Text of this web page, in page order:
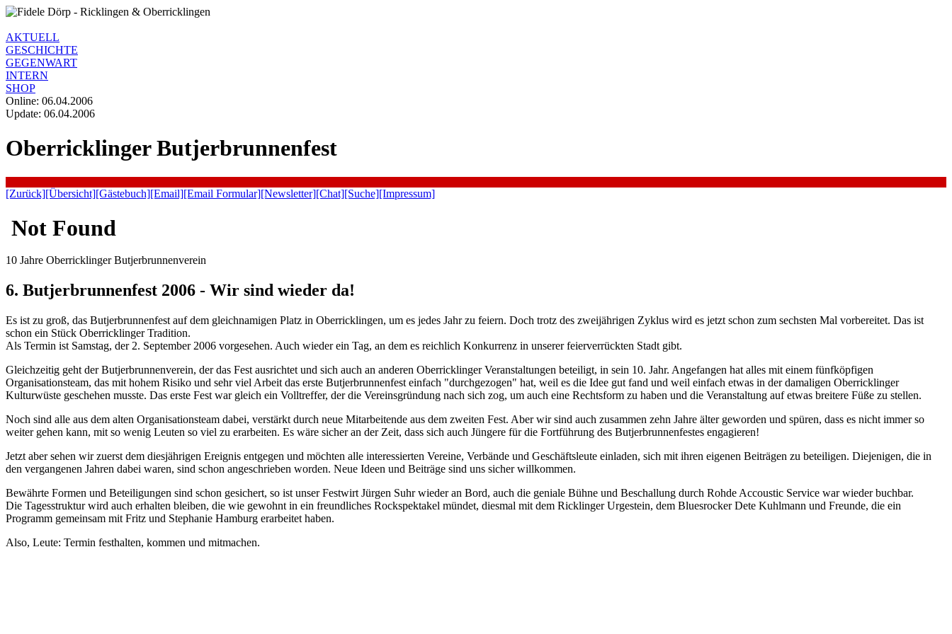
AKTUELL
GESCHICHTE
GEGENWART
INTERN
SHOP
Online: 06.04.2006
Update: 06.04.2006
Oberricklinger Butjerbrunnenfest
[Zurück][Übersicht][Gästebuch][Email][Email Formular][Newsletter][Chat][Suche][Impressum]
10 Jahre Oberricklinger Butjerbrunnenverein
6. Butjerbrunnenfest 2006 - Wir sind wieder da!
Es ist zu groß, das Butjerbrunnenfest auf dem gleichnamigen Platz in Oberricklingen, um es jedes Jahr zu feiern. Doch trotz des zweijährigen Zyklus wird es jetzt schon zum sechsten Mal vorbereitet. Das ist
schon ein Stück Oberricklinger Tradition.
Als Termin ist Samstag, der 2. September 2006 vorgesehen. Auch wieder ein Tag, an dem es reichlich Konkurrenz in unserer feierverrückten Stadt gibt.
Gleichzeitig geht der Butjerbrunnenverein, der das Fest ausrichtet und sich auch an anderen Oberricklinger Veranstaltungen beteiligt, in sein 10. Jahr. Angefangen hat alles mit einem fünfköpfigen
Organisationsteam, das mit hohem Risiko und sehr viel Arbeit das erste Butjerbrunnenfest einfach "durchgezogen" hat, weil es die Idee gut fand und weil einfach etwas in der damaligen Oberricklinger
Kulturwüste geschehen musste. Das erste Fest war gleich ein Volltreffer, der die Vereinsgründung nach sich zog, um auch eine Rechtsform zu haben und die Veranstaltung auf etwas breitere Füße zu stellen.
Noch sind alle aus dem alten Organisationsteam dabei, verstärkt durch neue Mitarbeitende aus dem zweiten Fest. Aber wir sind auch zusammen zehn Jahre älter geworden und spüren, dass es nicht immer so
weiter gehen kann, mit so wenig Leuten so viel zu erarbeiten. Es wäre sicher an der Zeit, dass sich auch Jüngere für die Fortführung des Butjerbrunnenfestes engagieren!
Jetzt aber sehen wir zuerst dem diesjährigen Ereignis entgegen und möchten alle interessierten Vereine, Verbände und Geschäftsleute einladen, sich mit ihren eigenen Beiträgen zu beteiligen. Diejenigen, die in
den vergangenen Jahren dabei waren, sind schon angeschrieben worden. Neue Ideen und Beiträge sind uns sicher willkommen.
Bewährte Formen und Beteiligungen sind schon gesichert, so ist unser Festwirt Jürgen Suhr wieder an Bord, auch die geniale Bühne und Beschallung durch Rohde Accoustic Service war wieder buchbar.
Die Tagesstruktur wird auch erhalten bleiben, die wie gewohnt in ein freundliches Rockspektakel mündet, diesmal mit dem Ricklinger Urgestein, dem Bluesrocker Dete Kuhlmann und Freunde, die ein
Programm gemeinsam mit Fritz und Stephanie Hamburg erarbeitet haben.
Also, Leute: Termin festhalten, kommen und mitmachen.